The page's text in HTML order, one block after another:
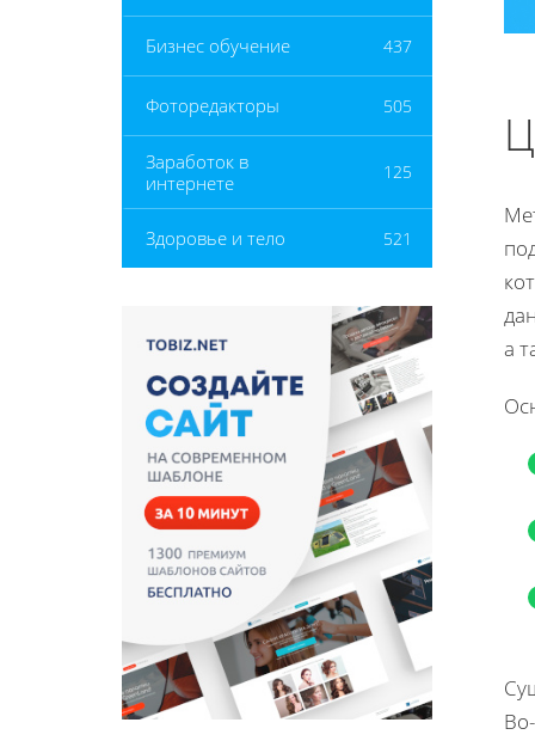
Бизнес обучение 437
Фоторедакторы 505
Заработок в
интернете
125
Здоровье и тело 521
а